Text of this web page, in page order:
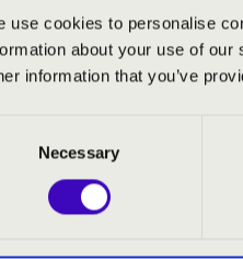
use cookies to personalise
about your use of
information that you’ve
Necessary
BÉRLET- ÉS
ELŐADÓK: